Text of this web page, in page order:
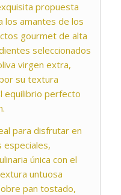
propuesta
los amantes de los
gourmet de alta
seleccionados
virgen extra,
su textura
equilibrio perfecto
para disfrutar en
especiales,
única con el
untuosa
pan tostado,